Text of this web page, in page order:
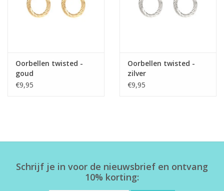
Oorbellen twisted -
goud
€9,95
Oorbellen twisted -
zilver
€9,95
Schrijf je in voor de nieuwsbrief en ontvang
10% korting: